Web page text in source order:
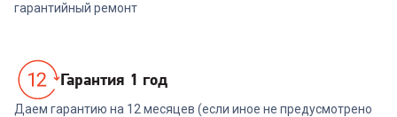
гарантийный ремонт
Гарантия 1 год
Даем гарантию на 12 месяцев (если иное не предусмотрено